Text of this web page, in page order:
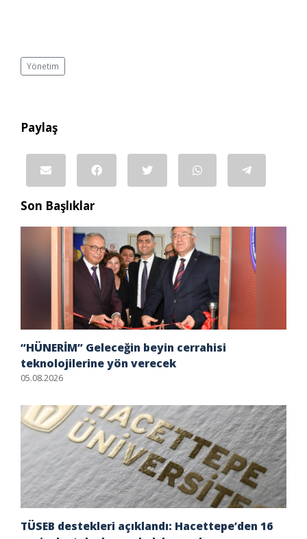
Yönetim
Paylaş
Son Başlıklar
“HÜNERİM” Geleceğin beyin cerrahisi
teknolojilerine yön verecek
05.08.2026
TÜSEB destekleri açıklandı: Hacettepe’den 16